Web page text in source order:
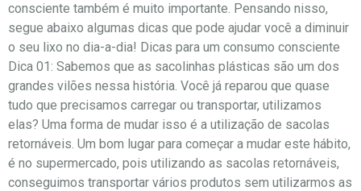
consciente também é muito importante. Pensando nisso,
segue abaixo algumas dicas que pode ajudar você a diminuir
o seu lixo no dia-a-dia! Dicas para um consumo consciente
Dica 01: Sabemos que as sacolinhas plásticas são um dos
grandes vilões nessa história. Você já reparou que quase
tudo que precisamos carregar ou transportar, utilizamos
elas? Uma forma de mudar isso é a utilização de sacolas
retornáveis. Um bom lugar para começar a mudar este hábito,
é no supermercado, pois utilizando as sacolas retornáveis,
conseguimos transportar vários produtos sem utilizarmos as